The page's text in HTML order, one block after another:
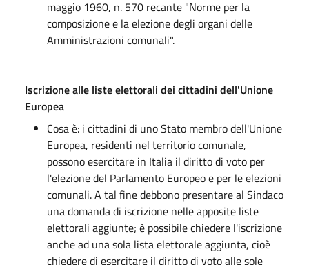
maggio 1960, n. 570 recante "Norme per la
composizione e la elezione degli organi delle
Amministrazioni comunali".
Iscrizione alle liste elettorali dei cittadini dell'Unione
Europea
Cosa è: i cittadini di uno Stato membro dell'Unione
Europea, residenti nel territorio comunale,
possono esercitare in Italia il diritto di voto per
l'elezione del Parlamento Europeo e per le elezioni
comunali. A tal fine debbono presentare al Sindaco
una domanda di iscrizione nelle apposite liste
elettorali aggiunte; è possibile chiedere l'iscrizione
anche ad una sola lista elettorale aggiunta, cioè
chiedere di esercitare il diritto di voto alle sole